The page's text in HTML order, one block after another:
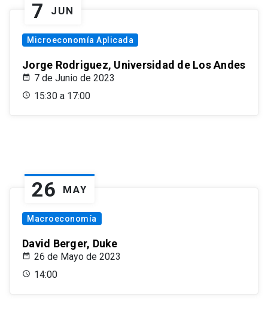
7 JUN
Microeconomía Aplicada
Jorge Rodriguez, Universidad de Los Andes
7 de Junio de 2023
15:30 a 17:00
26 MAY
Macroeconomía
David Berger, Duke
26 de Mayo de 2023
14:00